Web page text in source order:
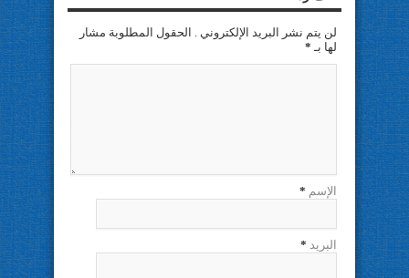
لن يتم نشر البريد الإلكتروني . الحقول المطلوبة مشار
لها بـ *
الإسم *
البريد *